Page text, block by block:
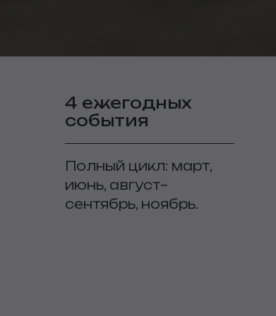
4 ежегодных
события
Полный цикл: март,
июнь, август–
сентябрь, ноябрь.